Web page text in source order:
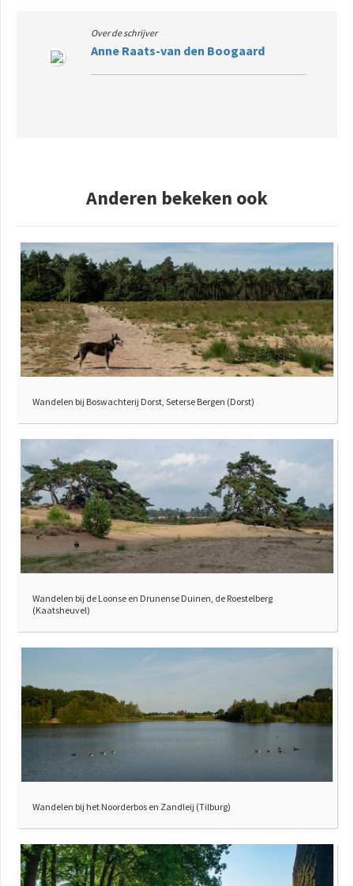
Over de schrijver
Anne Raats-van den Boogaard
Anderen bekeken ook
Wandelen bij Boswachterij Dorst, Seterse Bergen (Dorst)
Wandelen bij de Loonse en Drunense Duinen, de Roestelberg
(Kaatsheuvel)
Wandelen bij het Noorderbos en Zandleij (Tilburg)